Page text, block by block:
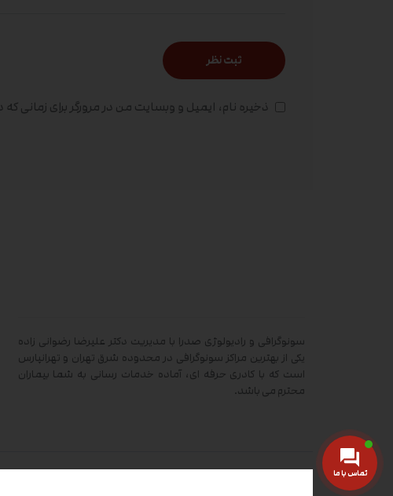
ذخیره نام، ایمیل و وبسایت من در مرورگر برای زمانی
سونوگرافی و رادیولوژی صدرا با مدیریت دکتر علیرضا رضوانی زاده
یکی از بهترین مراکز سونوگرافی در محدوده شرق تهران و تهرانپارس
است که با کادری حرفه ای، آماده خدمات رسانی به شما بیماران
محترم می باشد.
تماس با ما